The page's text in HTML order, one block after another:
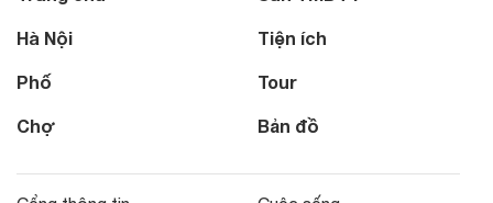
Hà Nội
Phố
Chợ
Tiện ích
Tour
Bản đồ